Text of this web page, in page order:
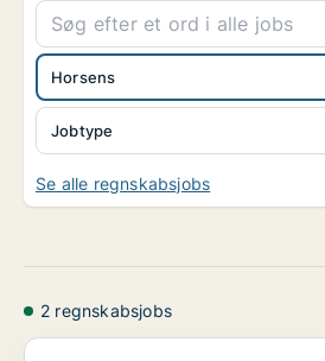
Jobtype
Horsens
Se alle regnskabsjobs
2 regnskabsjobs
De Økonomiske Råds sekretariat